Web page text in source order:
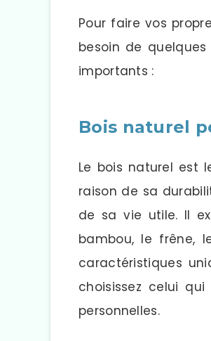
Pour faire vos
besoin de
importants :
Bois naturel
Le bois naturel est
raison de sa
de sa vie utile. Il
bambou, le frêne,
caractéristiques
choisissez celui
personnelles.